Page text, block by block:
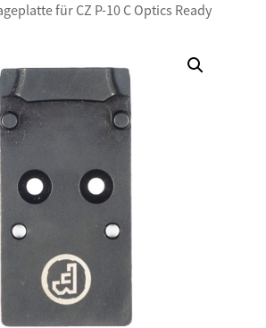
für CZ P-10 C Optics Ready